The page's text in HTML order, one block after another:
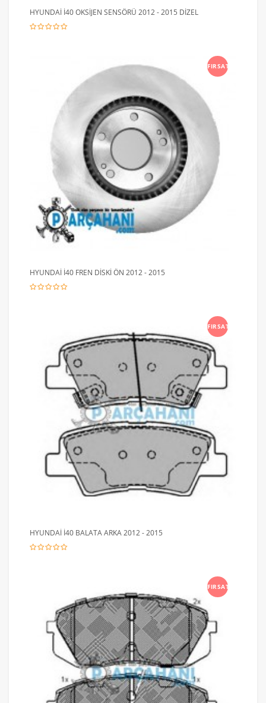
HYUNDAİ İ40 OKSİJEN SENSÖRÜ 2012 - 2015 DİZEL
FIRSAT
HYUNDAİ İ40 FREN DİSKİ ÖN 2012 - 2015
FIRSAT
HYUNDAİ İ40 BALATA ARKA 2012 - 2015
FIRSAT